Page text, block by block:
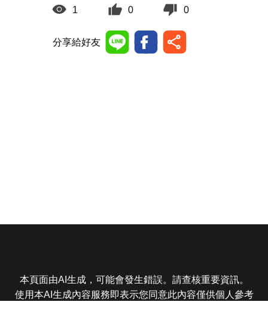
1 0 0
分享給好友
本頁面由AI生成，可能會發生錯誤。請查核重要資訊。
使用本AI生成內容服務即表示您同意此內容僅供個人參考